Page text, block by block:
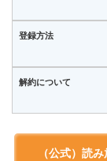
登録方法
解約について
（公式）読